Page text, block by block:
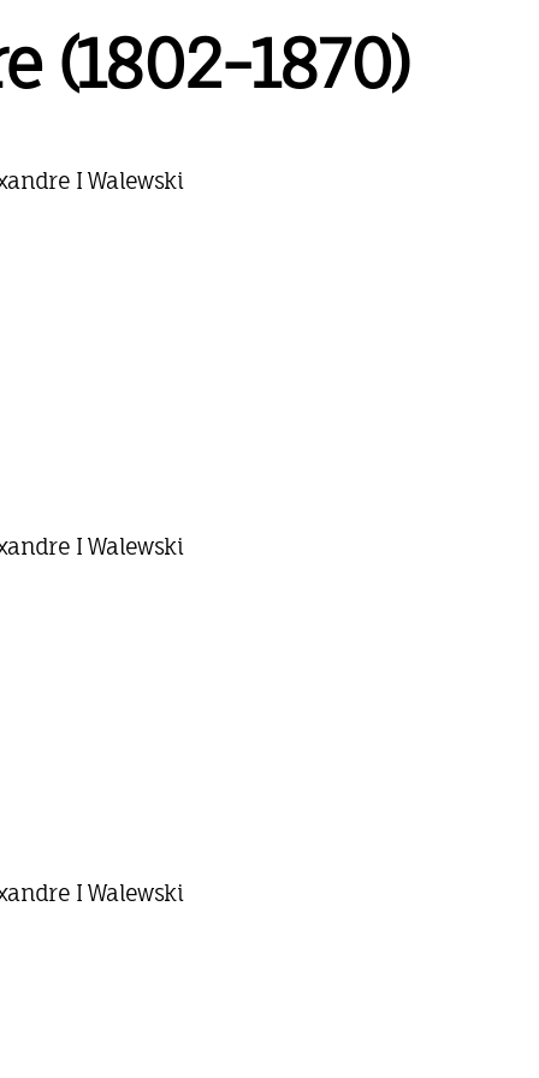
(1802-1870)
I Walewski
I Walewski
I Walewski